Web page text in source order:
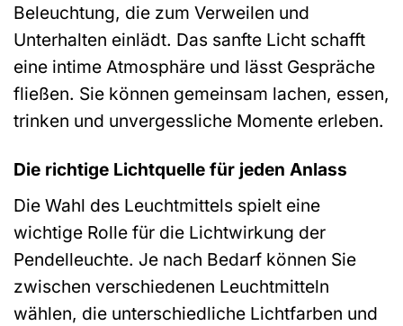
Beleuchtung, die zum Verweilen und
Unterhalten einlädt. Das sanfte Licht schafft
eine intime Atmosphäre und lässt Gespräche
fließen. Sie können gemeinsam lachen, essen,
trinken und unvergessliche Momente erleben.
Die richtige Lichtquelle für jeden Anlass
Die Wahl des Leuchtmittels spielt eine
wichtige Rolle für die Lichtwirkung der
Pendelleuchte. Je nach Bedarf können Sie
zwischen verschiedenen Leuchtmitteln
wählen, die unterschiedliche Lichtfarben und